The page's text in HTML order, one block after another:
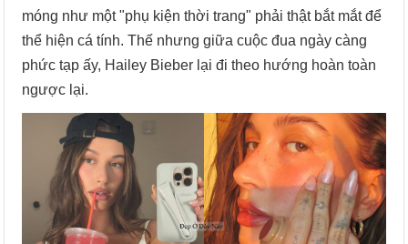
móng như một "phụ kiện thời trang" phải thật bắt mắt để
thể hiện cá tính. Thế nhưng giữa cuộc đua ngày càng
phức tạp ấy, Hailey Bieber lại đi theo hướng hoàn toàn
ngược lại.